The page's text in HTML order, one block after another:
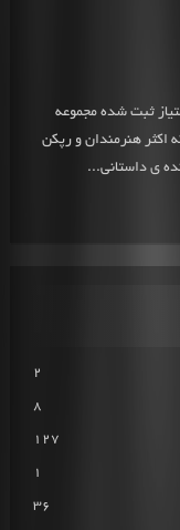
404 از فرشادمیانگین امتیاز 10 از 262 امتیاز ثبت شده مجموعه
1397 منتشر شد که اکثر هنرمندان و رپکن
2
8
127
1
36